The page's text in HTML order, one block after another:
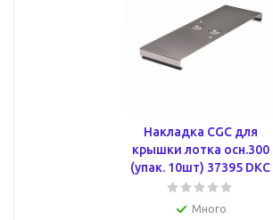
Накладка CGC для
крышки лотка осн.300
(упак. 10шт) 37395 DKC
Много